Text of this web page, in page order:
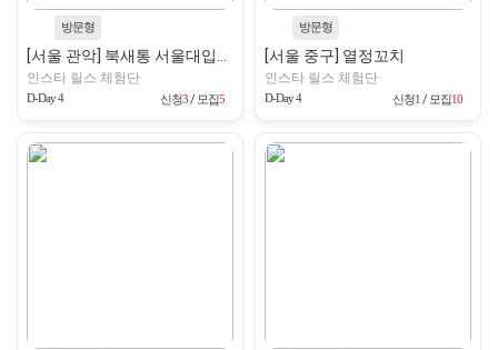
방문형
인스타 릴스 체험단
D-Day 4 신청3/ 모집5
방문형
[서울 중구] 열정꼬치
인스타 릴스 체험단
D-Day 4 신청1 / 모집10